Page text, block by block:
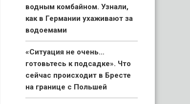
водным комбайном. Узнали,
как в Германии ухаживают за
водоемами
«Ситуация не очень…
готовьтесь к подсадке». Что
сейчас происходит в Бресте
на границе с Польшей